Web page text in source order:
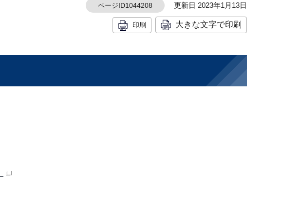
ページID1044208 更新日 2023年1月13日
印刷 大きな文字で印刷